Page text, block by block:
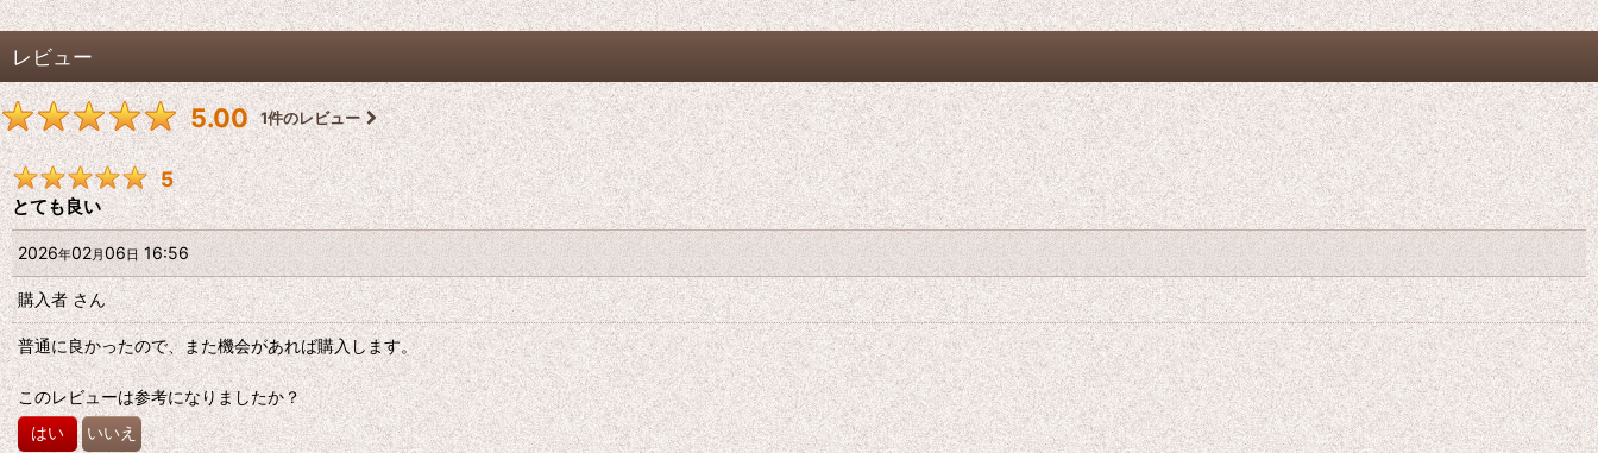
レビュー
5.00 1件のレビュー
5
とても良い
2026年02月06日16:56
購入者 さん
普通に良かったので、また機会があれば購入します。
このレビューは参考になりましたか？
はい いいえ